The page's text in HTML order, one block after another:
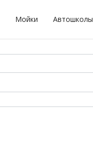
Мойки Автошколы